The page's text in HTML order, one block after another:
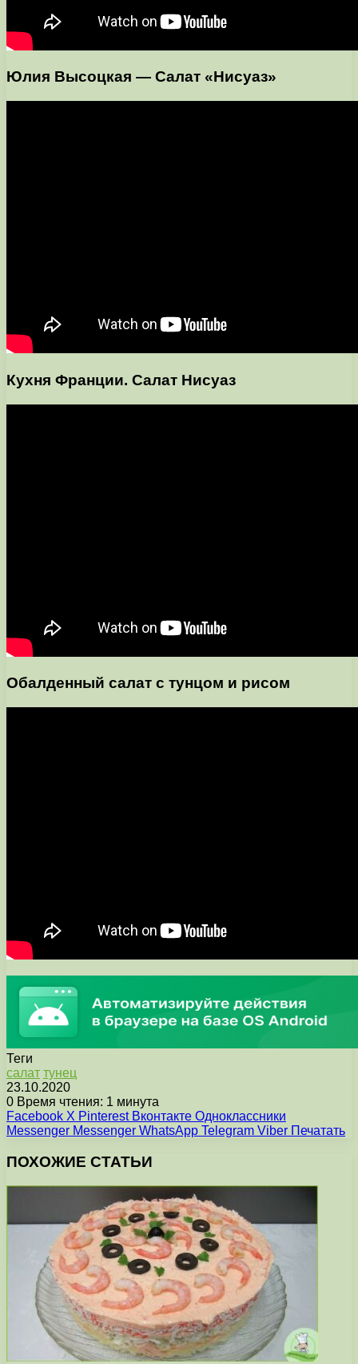
Юлия Высоцкая — Салат «Нисуаз»
Кухня Франции. Салат Нисуаз
Обалденный салат с тунцом и рисом
Теги
салат тунец
23.10.2020
0 Время чтения: 1 минута
Facebook X Pinterest Вконтакте Одноклассники
Messenger Messenger WhatsApp Telegram Viber Печатать
ПОХОЖИЕ СТАТЬИ